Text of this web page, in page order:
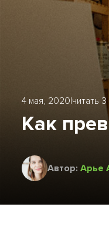
4 мая, 2020|читать
Как
Автор: Арьe